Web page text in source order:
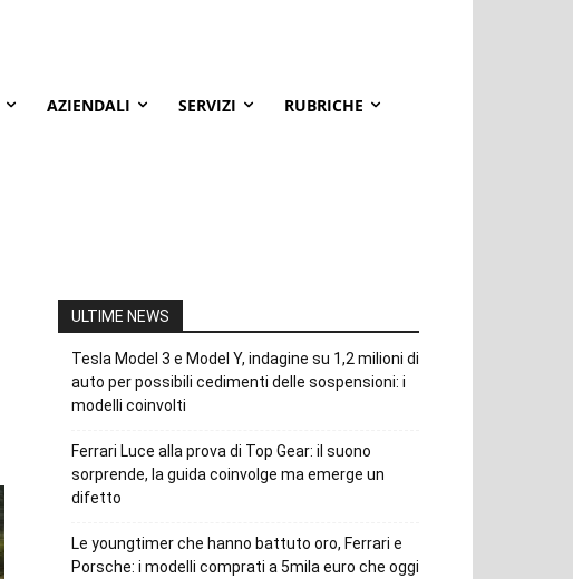
AZIENDALI SERVIZI RUBRICHE
ULTIME NEWS
Tesla Model 3 e Model Y, indagine su 1,2 milioni di
auto per possibili cedimenti delle sospensioni: i
modelli coinvolti
Ferrari Luce alla prova di Top Gear: il suono
sorprende, la guida coinvolge ma emerge un
difetto
Le youngtimer che hanno battuto oro, Ferrari e
Porsche: i modelli comprati a 5mila euro che oggi